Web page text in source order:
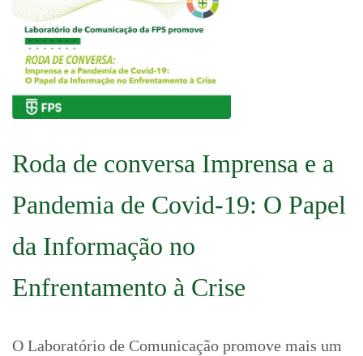
Roda de conversa Imprensa e a
Pandemia de Covid-19: O Papel
da Informação no
Enfrentamento à Crise
O Laboratório de Comunicação promove mais um